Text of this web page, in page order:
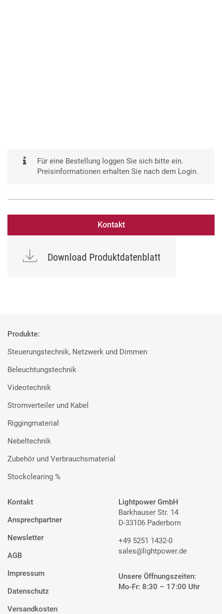
Für eine Bestellung loggen Sie sich bitte ein.
Preisinformationen erhalten Sie nach dem Login.
Kontakt
Download Produktdatenblatt
Produkte:
Steuerungstechnik, Netzwerk und Dimmen
Beleuchtungstechnik
Videotechnik
Stromverteiler und Kabel
Riggingmaterial
Nebeltechnik
Zubehör und Verbrauchsmaterial
Stockclearing %
Kontakt
Ansprechpartner
Newsletter
AGB
Impressum
Datenschutz
Versandkosten
Lightpower GmbH
Barkhauser Str. 14
D-33106 Paderborn
+49 5251 1432-0
sales@lightpower.de
Unsere Öffnungszeiten:
Mo-Fr: 8:30 – 17:00 Uhr